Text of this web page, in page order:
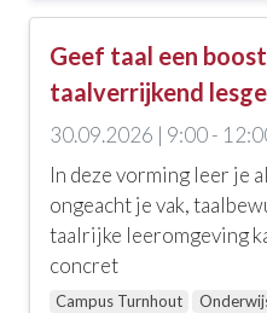
Palliatieve zorgen
Alle doelgroepen
Andere zorg- en
Onderwijs
Geef taal een
taalverrijkend
30.09.2026 | 9:00 -
In deze vorming leer je
ongeacht je vak,
taalrijke leeromgeving
concret
Campus Turnhout